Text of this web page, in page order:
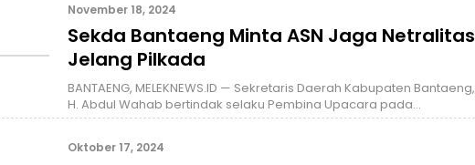
November 18, 2024
Sekda Bantaeng Minta ASN Jaga Netralitas
Jelang Pilkada
BANTAENG, MELEKNEWS.ID — Sekretaris Daerah Kabupaten Bantaeng,
H. Abdul Wahab bertindak selaku Pembina Upacara pada…
Oktober 17, 2024